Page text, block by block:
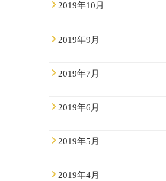
2019年10月
2019年9月
2019年7月
2019年6月
2019年5月
2019年4月